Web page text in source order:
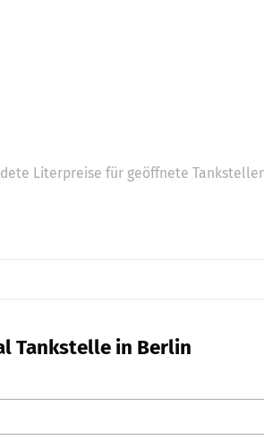
Literpreise für geöffnete
Tankstelle in Berlin